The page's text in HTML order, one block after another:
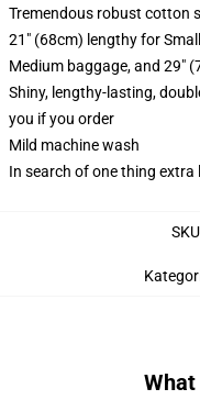
Tremendous robust cotton
21" (68cm) lengthy for
Medium baggage, and 29"
Shiny, lengthy-lasting,
you if you order
Mild machine wash
In search of one thing
SKU